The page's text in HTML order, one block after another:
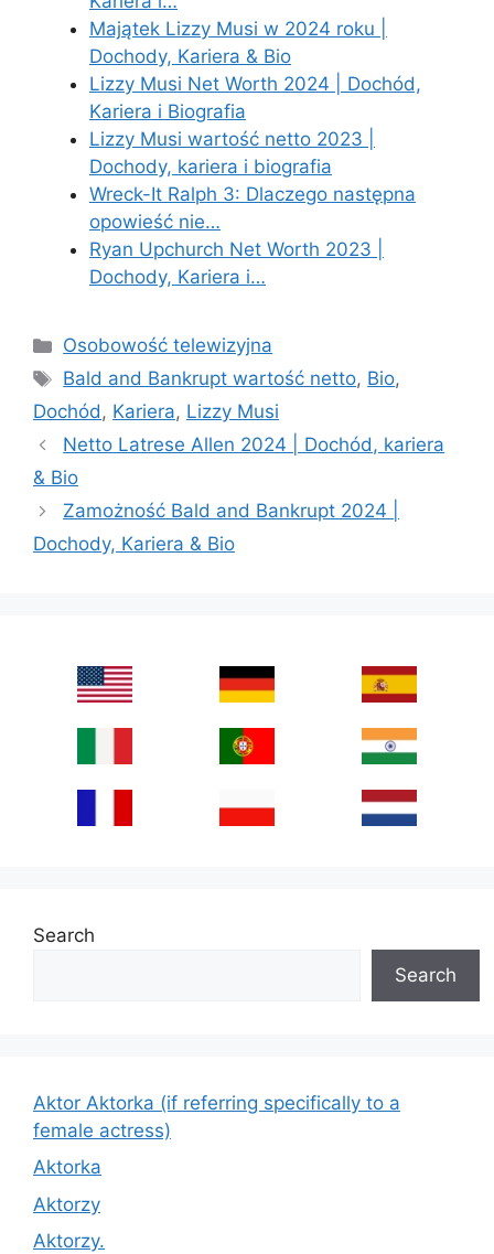
Majątek Lizzy Musi w 2024 roku |
Dochody, Kariera & Bio
Lizzy Musi Net Worth 2024 | Dochód,
Kariera i Biografia
Lizzy Musi wartość netto 2023 |
Dochody, kariera i biografia
Wreck-It Ralph 3: Dlaczego następna
opowieść nie…
Ryan Upchurch Net Worth 2023 |
Dochody, Kariera i…
Categories
Osobowość telewizyjna
Tags
Bald and Bankrupt wartość netto, Bio,
Dochód, Kariera, Lizzy Musi
Netto Latrese Allen 2024 | Dochód, kariera
& Bio
Zamożność Bald and Bankrupt 2024 |
Dochody, Kariera & Bio
Search
Search
Aktor Aktorka (if referring specifically to a
female actress)
Aktorka
Aktorzy
Aktorzy.